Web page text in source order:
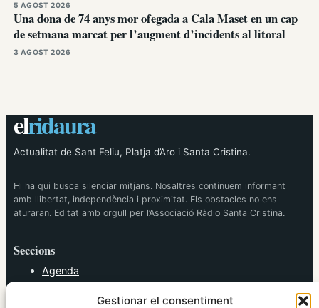
Gestionar el consentiment
5 AGOST 2026
Una dona de 74 anys mor ofegada a Cala Maset en un cap
de setmana marcat per l’augment d’incidents al litoral
3 AGOST 2026
elridaura
Actualitat de Sant Feliu, Platja d’Aro i Santa Cristina.
Hi ha qui busca silenciar mitjans. Nosaltres continuem informant
amb llibertat, independència i proximitat. Els obstacles no ens
aturaran. Editat amb orgull per l’Associació Ràdio Santa Cristina.
Seccions
Agenda